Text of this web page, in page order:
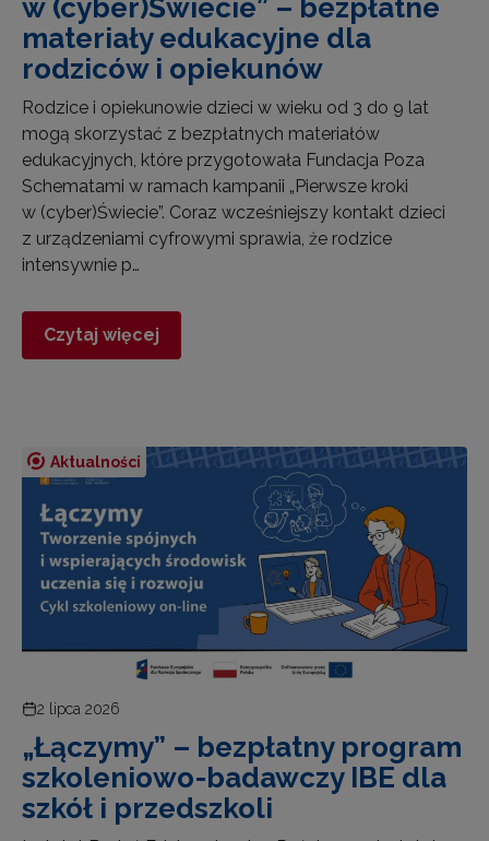
w (cyber)Świecie” – bezpłatne
materiały edukacyjne dla
rodziców i opiekunów
Rodzice i opiekunowie dzieci w wieku od 3 do 9 lat
mogą skorzystać z bezpłatnych materiałów
edukacyjnych, które przygotowała Fundacja Poza
Schematami w ramach kampanii „Pierwsze kroki
w (cyber)Świecie”. Coraz wcześniejszy kontakt dzieci
z urządzeniami cyfrowymi sprawia, że rodzice
intensywnie p…
Czytaj więcej
Aktualności
2 lipca 2026
„Łączymy” – bezpłatny program
szkoleniowo-badawczy IBE dla
szkół i przedszkoli